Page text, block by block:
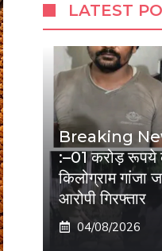
LATEST
Breaking
:–01 करोड़ रूपये
किलोग्राम गांजा
आरोपी गिरफ्तार
04/08/2026